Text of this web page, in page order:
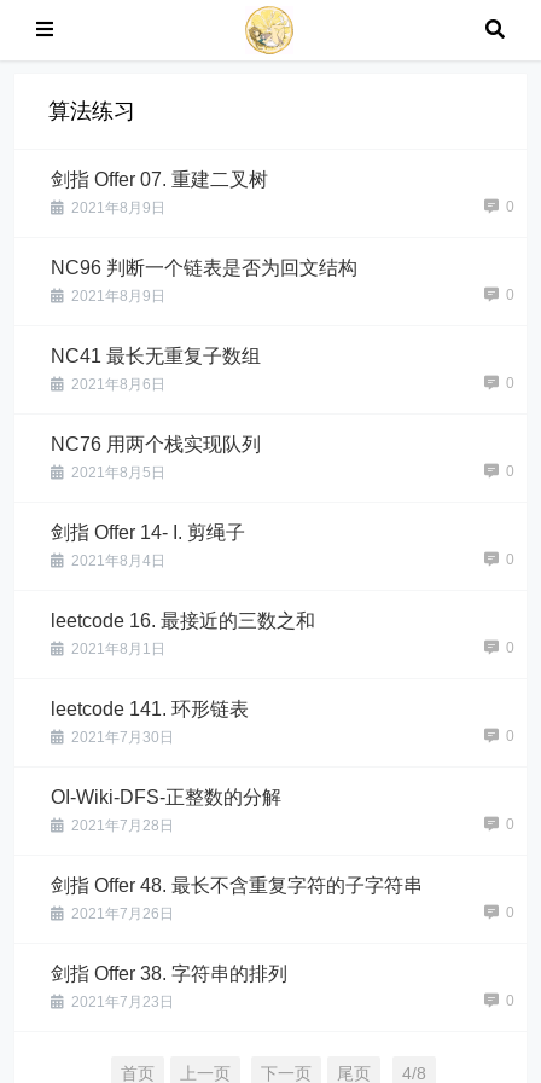
算法练习
剑指 Offer 07. 重建二叉树
2021年8月9日 0
NC96 判断一个链表是否为回文结构
2021年8月9日 0
NC41 最长无重复子数组
2021年8月6日 0
NC76 用两个栈实现队列
2021年8月5日 0
剑指 Offer 14- I. 剪绳子
2021年8月4日 0
leetcode 16. 最接近的三数之和
2021年8月1日 0
leetcode 141. 环形链表
2021年7月30日 0
OI-Wiki-DFS-正整数的分解
2021年7月28日 0
剑指 Offer 48. 最长不含重复字符的子字符串
2021年7月26日 0
剑指 Offer 38. 字符串的排列
2021年7月23日 0
首页 上一页 下一页 尾页 4/8